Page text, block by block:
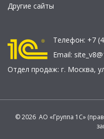
Другие сайты
Телефон: +7
Email:
Отдел продаж: г. Москва,
© 2026 АО «Группа 1С»